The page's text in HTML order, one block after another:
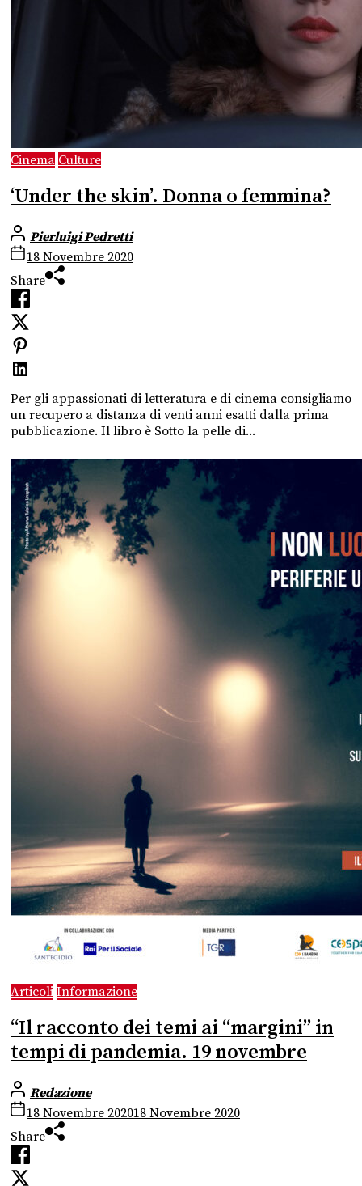
Cinema Culture
‘Under the skin’. Donna o femmina?
Pierluigi Pedretti
18 Novembre 2020
Share
Per gli appassionati di letteratura e di cinema consigliamo
un recupero a distanza di venti anni esatti dalla prima
pubblicazione. Il libro è Sotto la pelle di...
Articoli Informazione
“Il racconto dei temi ai “margini” in
tempi di pandemia. 19 novembre
Redazione
18 Novembre 202018 Novembre 2020
Share